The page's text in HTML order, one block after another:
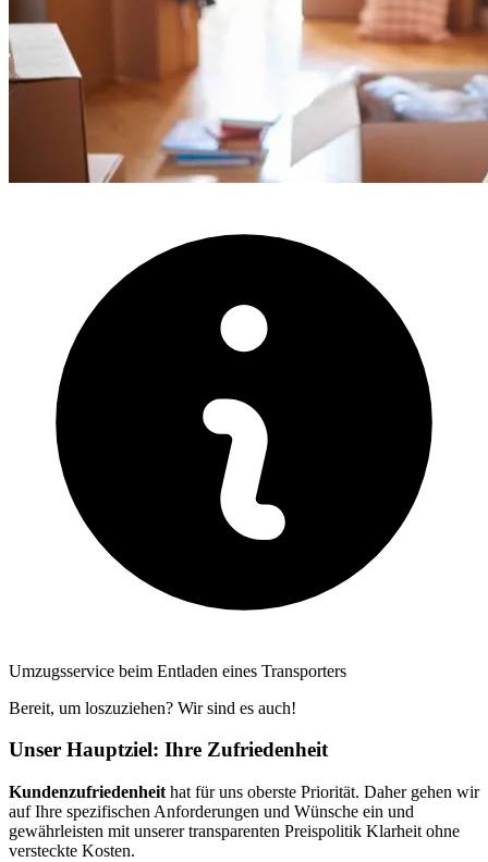
Umzugsservice beim Entladen eines Transporters
Bereit, um loszuziehen? Wir sind es auch!
Unser Hauptziel: Ihre Zufriedenheit
Kundenzufriedenheit hat für uns oberste Priorität. Daher gehen wir
auf Ihre spezifischen Anforderungen und Wünsche ein und
gewährleisten mit unserer transparenten Preispolitik Klarheit ohne
versteckte Kosten.